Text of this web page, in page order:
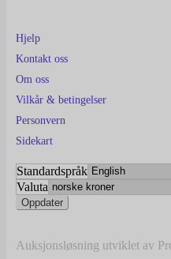
Hjelp
Kontakt oss
Om oss
Vilkår & betingelser
Personvern
Sidekart
Standardspråk
Valuta
Auksjonsløsning utviklet av